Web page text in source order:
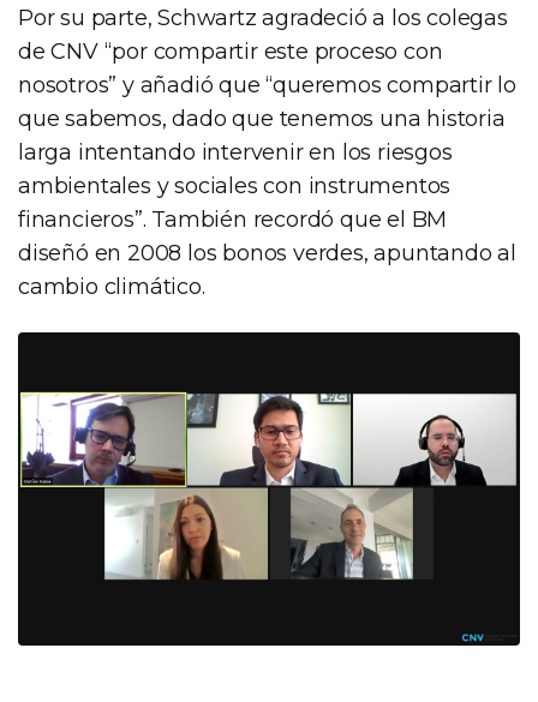
Por su parte, Schwartz agradeció a los colegas
de CNV “por compartir este proceso con
nosotros” y añadió que “queremos compartir lo
que sabemos, dado que tenemos una historia
larga intentando intervenir en los riesgos
ambientales y sociales con instrumentos
financieros”. También recordó que el BM
diseñó en 2008 los bonos verdes, apuntando al
cambio climático.